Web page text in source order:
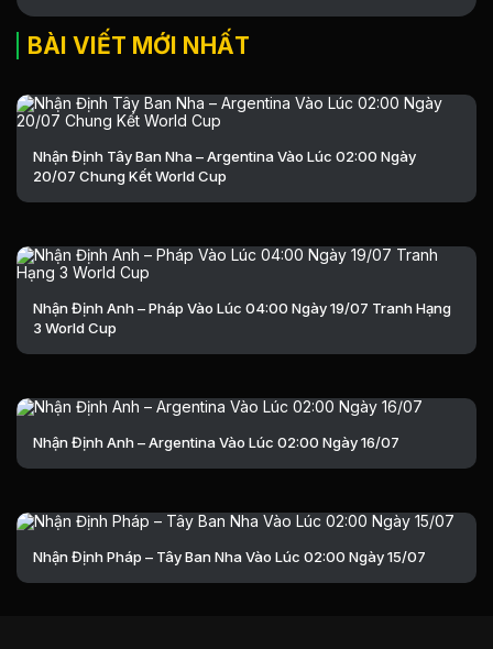
BÀI VIẾT MỚI NHẤT
Nhận Định Tây Ban Nha – Argentina Vào Lúc 02:00 Ngày
20/07 Chung Kết World Cup
Nhận Định Anh – Pháp Vào Lúc 04:00 Ngày 19/07 Tranh Hạng
3 World Cup
Nhận Định Anh – Argentina Vào Lúc 02:00 Ngày 16/07
Nhận Định Pháp – Tây Ban Nha Vào Lúc 02:00 Ngày 15/07